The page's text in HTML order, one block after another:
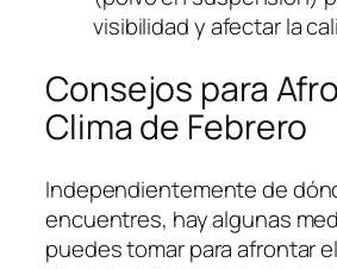
visibilidad y afectar la
Consejos para
Clima de Febrero
Independientemente de
encuentres, hay algunas
puedes tomar para afrontar